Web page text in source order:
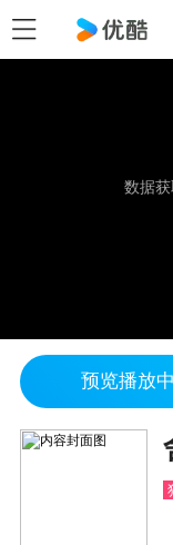
数据
预览播放